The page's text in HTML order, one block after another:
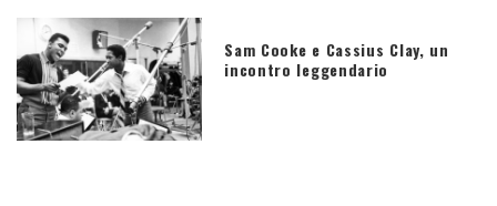
Sam Cooke e Cassius Clay, un
incontro leggendario